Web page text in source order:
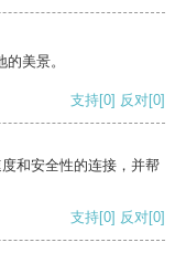
美景。
支持[0] 反对[0]
和安全性的连接，并帮
支持[0] 反对[0]